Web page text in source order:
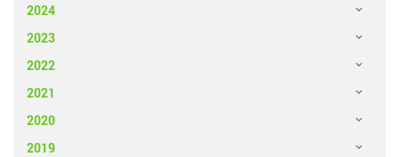
2024
2023
2022
2021
2020
2019